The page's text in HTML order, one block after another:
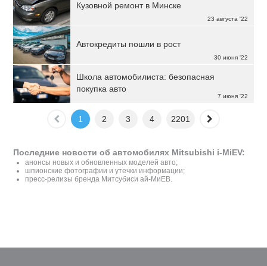
23 августа '22
Кузовной ремонт в Минске
30 июня '22
Автокредиты пошли в рост
7 июня '22
Школа автомобилиста: безопасная
покупка авто
1 2 3 4 2201
Последние новости об автомобилях Mitsubishi i-MiEV:
анонсы новых и обновленных моделей авто;
шпионские фотографии и утечки информации;
пресс-релизы бренда Митсубиси ай-МиЕВ.